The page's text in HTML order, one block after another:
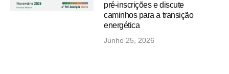
pré-inscrições e discute
caminhos para a transição
energética
Junho 25, 2026